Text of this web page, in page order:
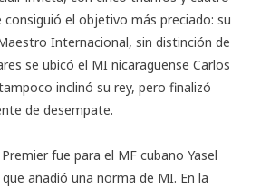
el objetivo más preciado: su
Internacional, sin distinción de
se ubicó el MI nicaragüense Carlos
inclinó su rey, pero finalizó
de desempate.
fue para el MF cubano Yasel
añadió una norma de MI. En la